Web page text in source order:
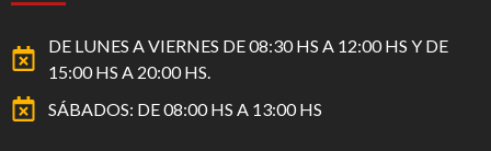
DE LUNES A VIERNES DE 08:30 HS A 12:00 HS Y DE
15:00 HS A 20:00 HS.
SÁBADOS: DE 08:00 HS A 13:00 HS